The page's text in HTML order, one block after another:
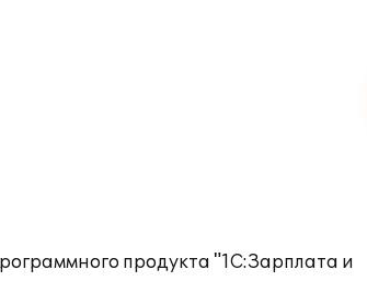
продукта "1С:Зарплата и